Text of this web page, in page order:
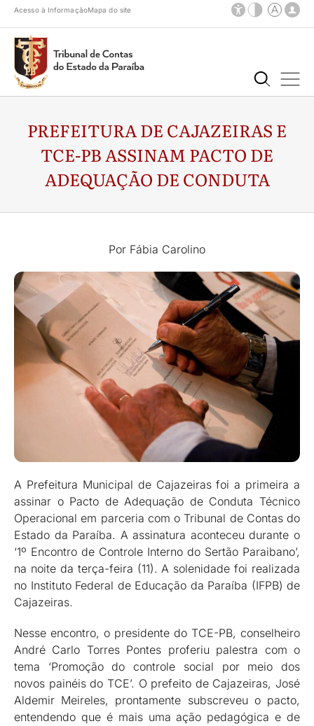
Acesso à InformaçãoMapa do site
PREFEITURA DE CAJAZEIRAS E
TCE-PB ASSINAM PACTO DE
ADEQUAÇÃO DE CONDUTA
Por Fábia Carolino
A Prefeitura Municipal de Cajazeiras foi a primeira a
assinar o Pacto de Adequação de Conduta Técnico
Operacional em parceria com o Tribunal de Contas do
Estado da Paraíba. A assinatura aconteceu durante o
‘1º Encontro de Controle Interno do Sertão Paraibano’,
na noite da terça-feira (11). A solenidade foi realizada
no Instituto Federal de Educação da Paraíba (IFPB) de
Cajazeiras.
Nesse encontro, o presidente do TCE-PB, conselheiro
André Carlo Torres Pontes proferiu palestra com o
tema ‘Promoção do controle social por meio dos
novos painéis do TCE’. O prefeito de Cajazeiras, José
Aldemir Meireles, prontamente subscreveu o pacto,
entendendo que é mais uma ação pedagógica e de